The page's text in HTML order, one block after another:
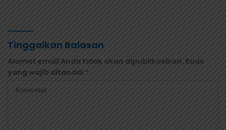
Tinggalkan Balasan
Alamat email Anda tidak akan dipublikasikan. Ruas
yang wajib ditandai *